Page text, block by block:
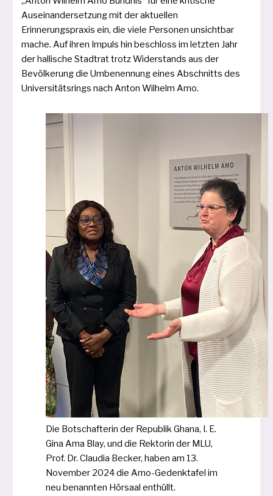
Auseinandersetzung mit der aktu­el­len
Erinnerungspraxis ein, die vie­le Personen unsicht­bar
mache. Auf ihren Impuls hin beschloss im letz­ten Jahr
der hal­li­sche Stadtrat trotz Widerstands aus der
Bevölkerung die Umbenennung eines Abschnitts des
Universitätsrings nach Anton Wilhelm Amo.
Die Botschafterin der Republik Ghana, I. E.
Gina Ama Blay, und die Rektorin der MLU,
Prof. Dr. Claudia Becker, haben am 13.
November 2024 die Amo-Gedenktafel im
neu benann­ten Hörsaal enthüllt.